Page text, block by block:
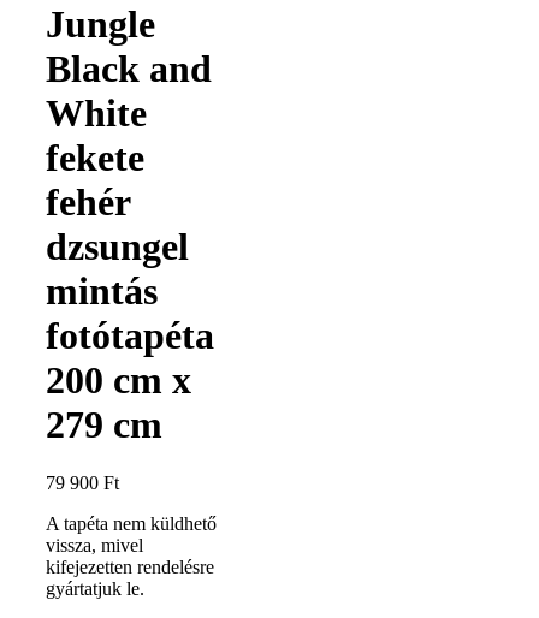
Jungle
Black and
White
fekete
fehér
dzsungel
mintás
fotótapéta
200 cm x
279 cm
79 900 Ft
A tapéta nem küldhető
vissza, mivel
kifejezetten rendelésre
gyártatjuk le.